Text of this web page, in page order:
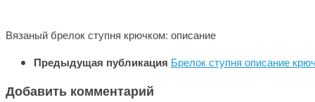
Вязаный брелок ступня крючком: описание
Предыдущая публикация Брелок ступня описание
Добавить комментарий